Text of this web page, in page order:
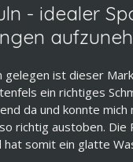
- idealer
gelegen ist dieser
ein richtiges
da und konnte mich
richtig austoben. Die
hat somit ein glatte